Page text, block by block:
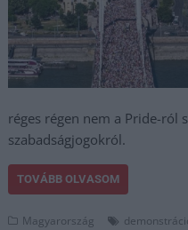
réges régen nem a Pride-ról
szabadságjogokról.
TOVÁBB OLVASOM
Magyarország